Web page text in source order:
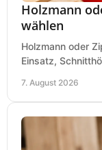
Holzmann
wählen
Holzmann oder
Einsatz,
7. August 2026